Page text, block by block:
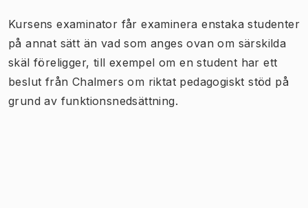
Kursens examinator får examinera enstaka studenter
på annat sätt än vad som anges ovan om särskilda
skäl föreligger, till exempel om en student har ett
beslut från Chalmers om riktat pedagogiskt stöd på
grund av funktionsnedsättning.